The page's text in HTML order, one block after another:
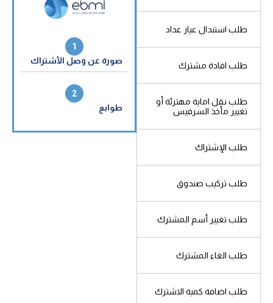
طلب استبدال عيار عداد
طلب افادة مشترك
طلب نقل اماية مهترئة أو
تغيير مأخذ السرفيس
طلب الإشتراك
طلب تركيب صندوق
طلب تغيير أسم المشترك
طلب الغاء المشترك
طلب اضافة كمية الاشترك
1
صورة عن سند الملكية
صورة عن غلاف رخصة
البناء
صورة عن الهوية
افادة انجاز البناء و خريطة
1
صورة عن وصل الأشتراك
2
طوابع